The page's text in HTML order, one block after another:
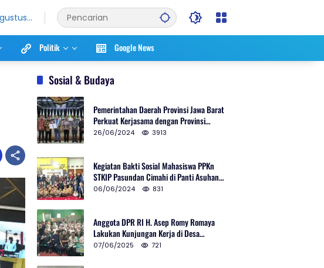
Politik Google News
Sosial & Budaya
Pemerintahan Daerah Provinsi Jawa Barat
Perkuat Kerjasama dengan Provinsi
Chungcheongnam Do Korea Selatan
26/06/2024 3913
Kegiatan Bakti Sosial Mahasiswa PPKn
STKIP Pasundan Cimahi di Panti Asuhan
Ulul Azmi Kota Cimahi
06/06/2024 831
Anggota DPR RI H. Asep Romy Romaya
Lakukan Kunjungan Kerja di Desa
Patrolsari
07/06/2025 721